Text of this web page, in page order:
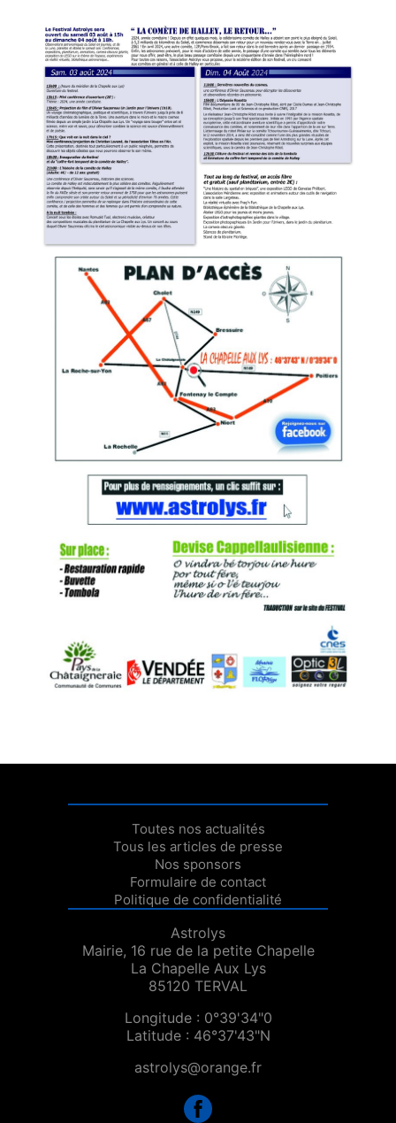
Toutes nos actualités
Tous les articles de presse
Nos sponsors
Formulaire de contact
Politique de confidentialité
Astrolys
Mairie, 16 rue de la petite Chapelle
La Chapelle Aux Lys
85120 TERVAL
Longitude : 0°39'34"0
Latitude : 46°37'43"N
astrolys@orange.fr